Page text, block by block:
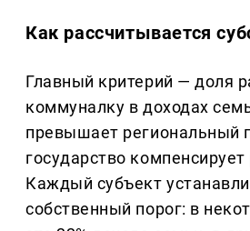
Как рассчитывается
Главный критерий — доля
коммуналку в доходах
превышает региональный
государство компенсирует
Каждый субъект
собственный порог: в